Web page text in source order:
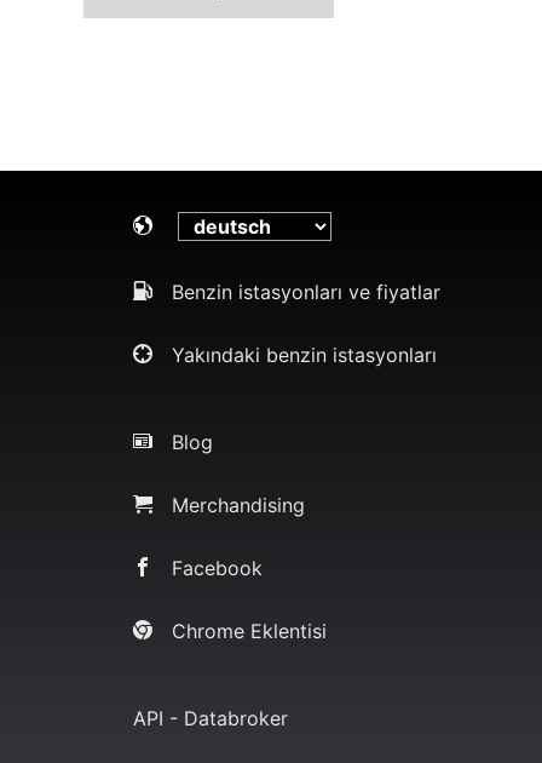
Benzin istasyonları ve fiyatlar
Yakındaki benzin istasyonları
Blog
Merchandising
Facebook
Chrome Eklentisi
API - Databroker